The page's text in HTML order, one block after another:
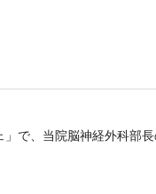
で、当院脳神経外科部